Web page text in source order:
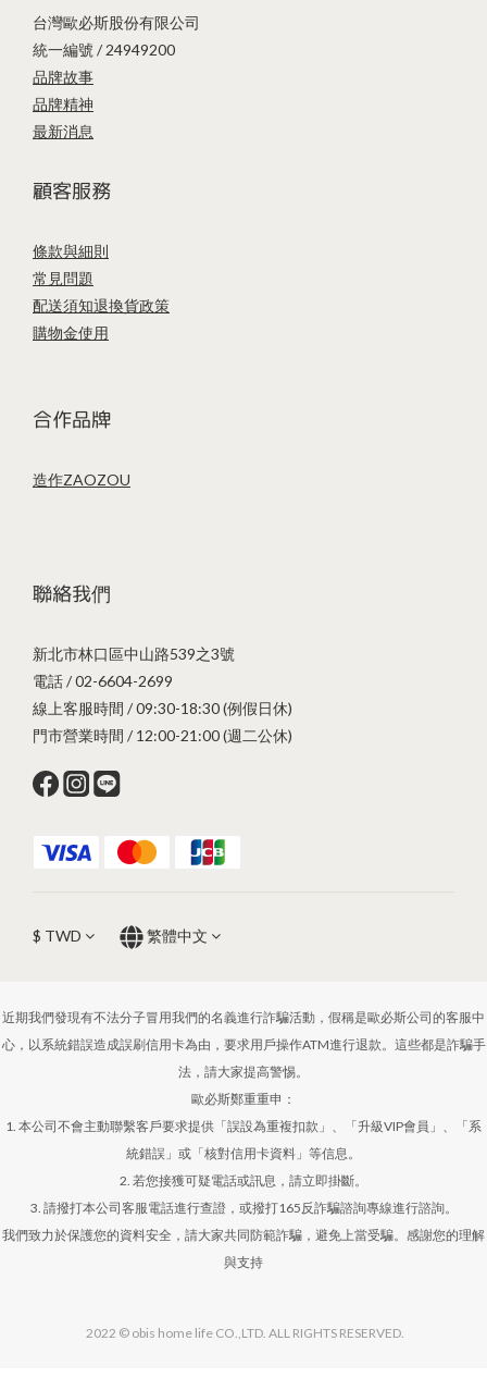
台灣歐必斯股份有限公司
統一編號 / 24949200
品牌故事
品牌精神
最新消息
顧客服務
條款與細則
常見問題
配送須知退換貨政策
購物金使用
合作品牌
造作ZAOZOU
聯絡我們
新北市林口區中山路539之3號
電話 / 02-6604-2699
線上客服時間 / 09:30-18:30 (例假日休)
門市營業時間 / 12:00-21:00 (週二公休)
$ TWD 繁體中文
近期我們發現有不法分子冒用我們的名義進行詐騙活動，假稱是歐必斯公司的客服中
心，以系統錯誤造成誤刷信用卡為由，要求用戶操作ATM進行退款。這些都是詐騙手
法，請大家提高警惕。
歐必斯鄭重重申：
1. 本公司不會主動聯繫客戶要求提供「誤設為重複扣款」、「升級VIP會員」、「系
統錯誤」或「核對信用卡資料」等信息。
2. 若您接獲可疑電話或訊息，請立即掛斷。
3. 請撥打本公司客服電話進行查證，或撥打165反詐騙諮詢專線進行諮詢。
我們致力於保護您的資料安全，請大家共同防範詐騙，避免上當受騙。感謝您的理解
與支持
2022 © obis home life CO.,LTD. ALL RIGHTS RESERVED.